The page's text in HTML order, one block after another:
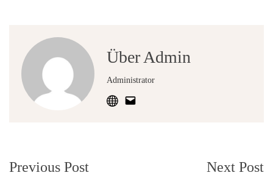
Über Admin
Administrator
Post
Previous Post Next Post